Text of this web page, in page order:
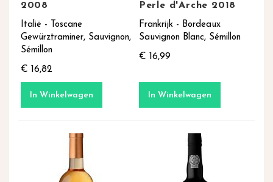
2008
Italië - Toscane
Gewürztraminer, Sauvignon,
Sémillon
€ 16,82
In Winkelwagen
Perle d'Arche 2018
Frankrijk - Bordeaux
Sauvignon Blanc, Sémillon
€ 16,99
In Winkelwagen